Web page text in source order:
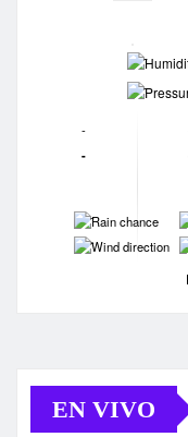
-
-
-
-
-
-
EN VIVO